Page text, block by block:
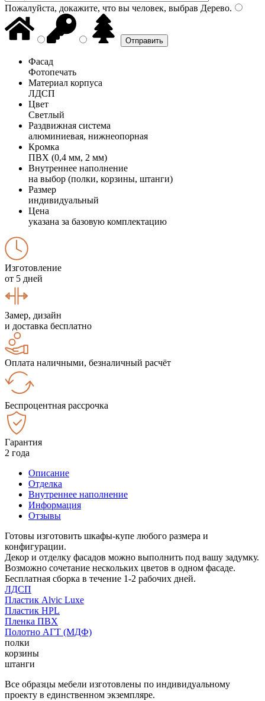
Пожалуйста, докажите, что вы человек, выбрав Дерево.
Фасад
Фотопечать
Материал корпуса
ЛДСП
Цвет
Светлый
Раздвижная система
алюминиевая, нижнеопорная
Кромка
ПВХ (0,4 мм, 2 мм)
Внутреннее наполнение
на выбор (полки, корзины, штанги)
Размер
индивидуальный
Цена
указана за базовую комплектацию
Изготовление
от 5 дней
Замер, дизайн
и доставка бесплатно
Оплата наличными, безналичный расчёт
Беспроцентная рассрочка
Гарантия
2 года
Описание
Отделка
Внутреннее наполнение
Информация
Отзывы
Готовы изготовить шкафы-купе любого размера и
конфигурации.
Декор и отделку фасадов можно выполнить под вашу задумку.
Возможно сочетание нескольких цветов в одном фасаде.
Бесплатная сборка в течение 1-2 рабочих дней.
ЛДСП
Пластик Alvic Luxe
Пластик HPL
Пленка ПВХ
Полотно АГТ (МДФ)
полки
корзины
штанги
Все образцы мебели изготовлены по индивидуальному
проекту в единственном экземпляре.